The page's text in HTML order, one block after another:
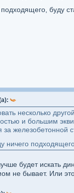
буду
несколько
и большим
за железобетонной
ничего
будет искать
не бывает. Или